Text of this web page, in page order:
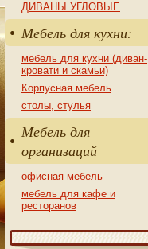
ДИВАНЫ УГЛОВЫЕ
Мебель для кухни:
мебель для кухни (диван-
кровати и скамьи)
Корпусная мебель
столы, стулья
Мебель для
организаций
офисная мебель
мебель для кафе и
ресторанов